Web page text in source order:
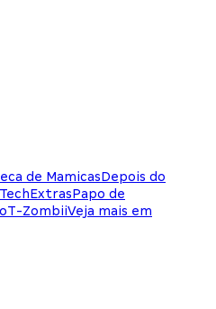
de MamicasDepois do
ExtrasPapo de
T-ZombiiVeja mais em